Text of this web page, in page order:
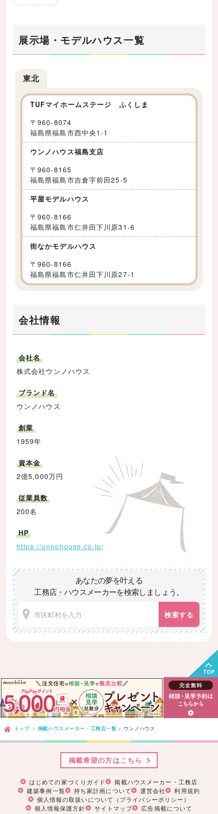
展示場・モデルハウス一覧
東北
TUFマイホームステージ ふくしま
〒960-8074
福島県福島市西中央1-1
ウンノハウス福島支店
〒960-8165
福島県福島市吉倉字前田25-5
平屋モデルハウス
〒960-8166
福島県福島市仁井田下川原31-6
街なかモデルハウス
〒960-8166
福島県福島市仁井田下川原27-1
会社情報
会社名
株式会社ウンノハウス
ブランド名
ウンノハウス
創業
1959年
資本金
2億5,000万円
従業員数
200名
HP
https://unnohouse.co.jp/
あなたの夢を叶える
工務店・ハウスメーカーを検索しましょう。
検索する
TOP
トップ 掲載ハウスメーカー・工務店一覧 ウンノハウス
はじめての家づくりガイド
掲載ハウスメーカー・工務店
建築事例一覧
持ち家計画について 運営会社
利用規約
個人情報の取扱いについて（プライバシーポリシー）
個人情報保護方針
サイトマップ 広告掲載について
掲載希望の方はこちら